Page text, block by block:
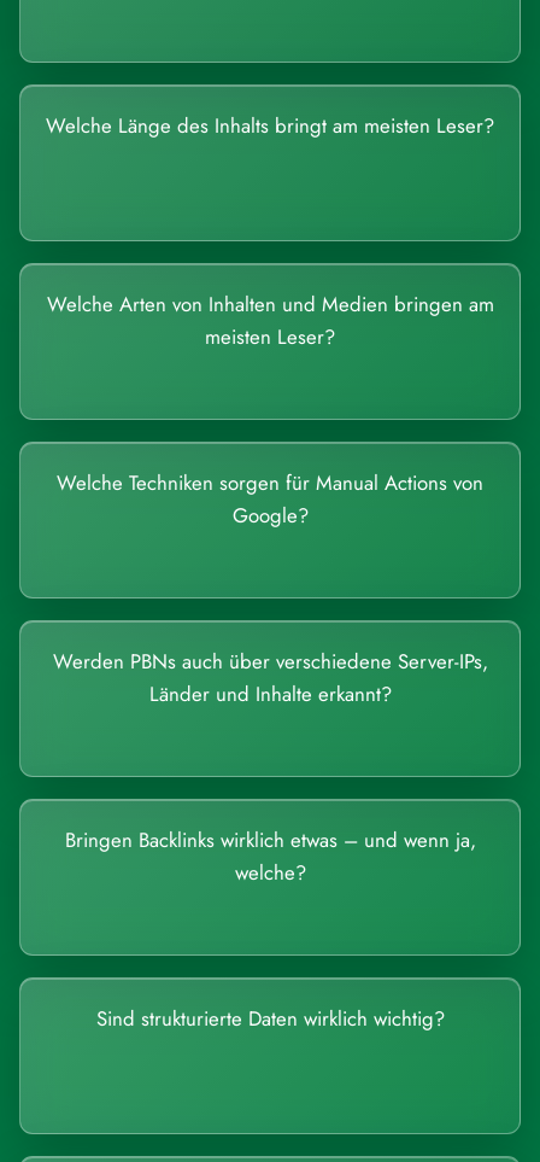
Welche Länge des Inhalts bringt am meisten Leser?
Welche Arten von Inhalten und Medien bringen am
meisten Leser?
Welche Techniken sorgen für Manual Actions von
Google?
Werden PBNs auch über verschiedene Server-IPs,
Länder und Inhalte erkannt?
Bringen Backlinks wirklich etwas – und wenn ja,
welche?
Sind strukturierte Daten wirklich wichtig?